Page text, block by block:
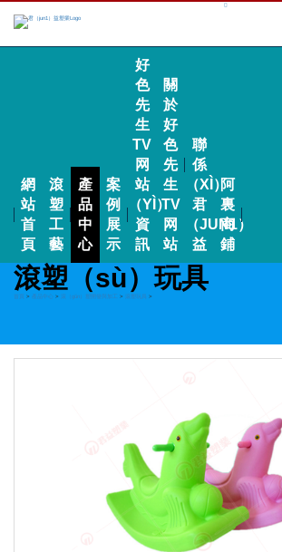
網
站
首
頁
滾
塑
工
藝
產
品
中
心
案
例
展
示
好
色
先
生
TV
网
站
（YÌ）
資
訊
關
於
好
色
先
生
TV
网
站
聯
係
（XÌ）
君
（JUN1）
益
阿
裏
商
鋪
滾塑（sù）玩具
首頁 > 產品中心 > 滾（gǔn）塑開發與加工 > 滾塑玩具 >